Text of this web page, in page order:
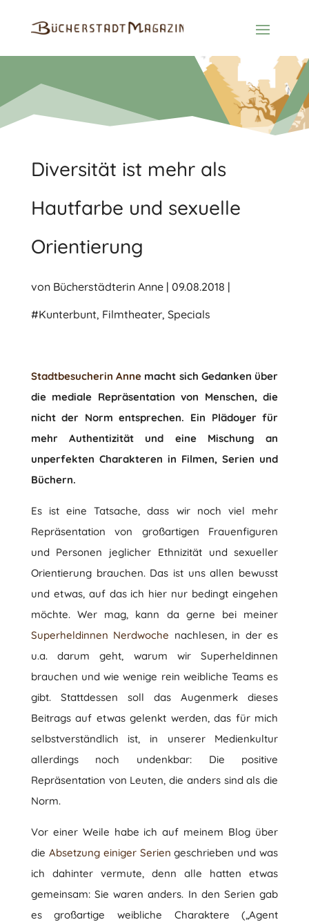
Diversität ist mehr als
Hautfarbe und sexuelle
Orientierung
von Bücherstädterin Anne| 09.08.2018 |
#Kunterbunt, Filmtheater, Specials
Stadtbesucherin Anne macht sich Gedanken über
die mediale Repräsentation von Menschen, die
nicht der Norm entsprechen. Ein Plädoyer für
mehr Authentizität und eine Mischung an
unperfekten Charakteren in Filmen, Serien und
Büchern.
Es ist eine Tatsache, dass wir noch viel mehr
Repräsentation von großartigen Frauenfiguren
und Personen jeglicher Ethnizität und sexueller
Orientierung brauchen. Das ist uns allen bewusst
und etwas, auf das ich hier nur bedingt eingehen
möchte. Wer mag, kann da gerne bei meiner
Superheldinnen Nerdwoche nachlesen, in der es
u.a. darum geht, warum wir Superheldinnen
brauchen und wie wenige rein weibliche Teams es
gibt. Stattdessen soll das Augenmerk dieses
Beitrags auf etwas gelenkt werden, das für mich
selbstverständlich ist, in unserer Medienkultur
allerdings noch undenkbar: Die positive
Repräsentation von Leuten, die anders sind als die
Norm.
Vor einer Weile habe ich auf meinem Blog über
die Absetzung einiger Serien geschrieben und was
ich dahinter vermute, denn alle hatten etwas
gemeinsam: Sie waren anders. In den Serien gab
es großartige weibliche Charaktere („Agent